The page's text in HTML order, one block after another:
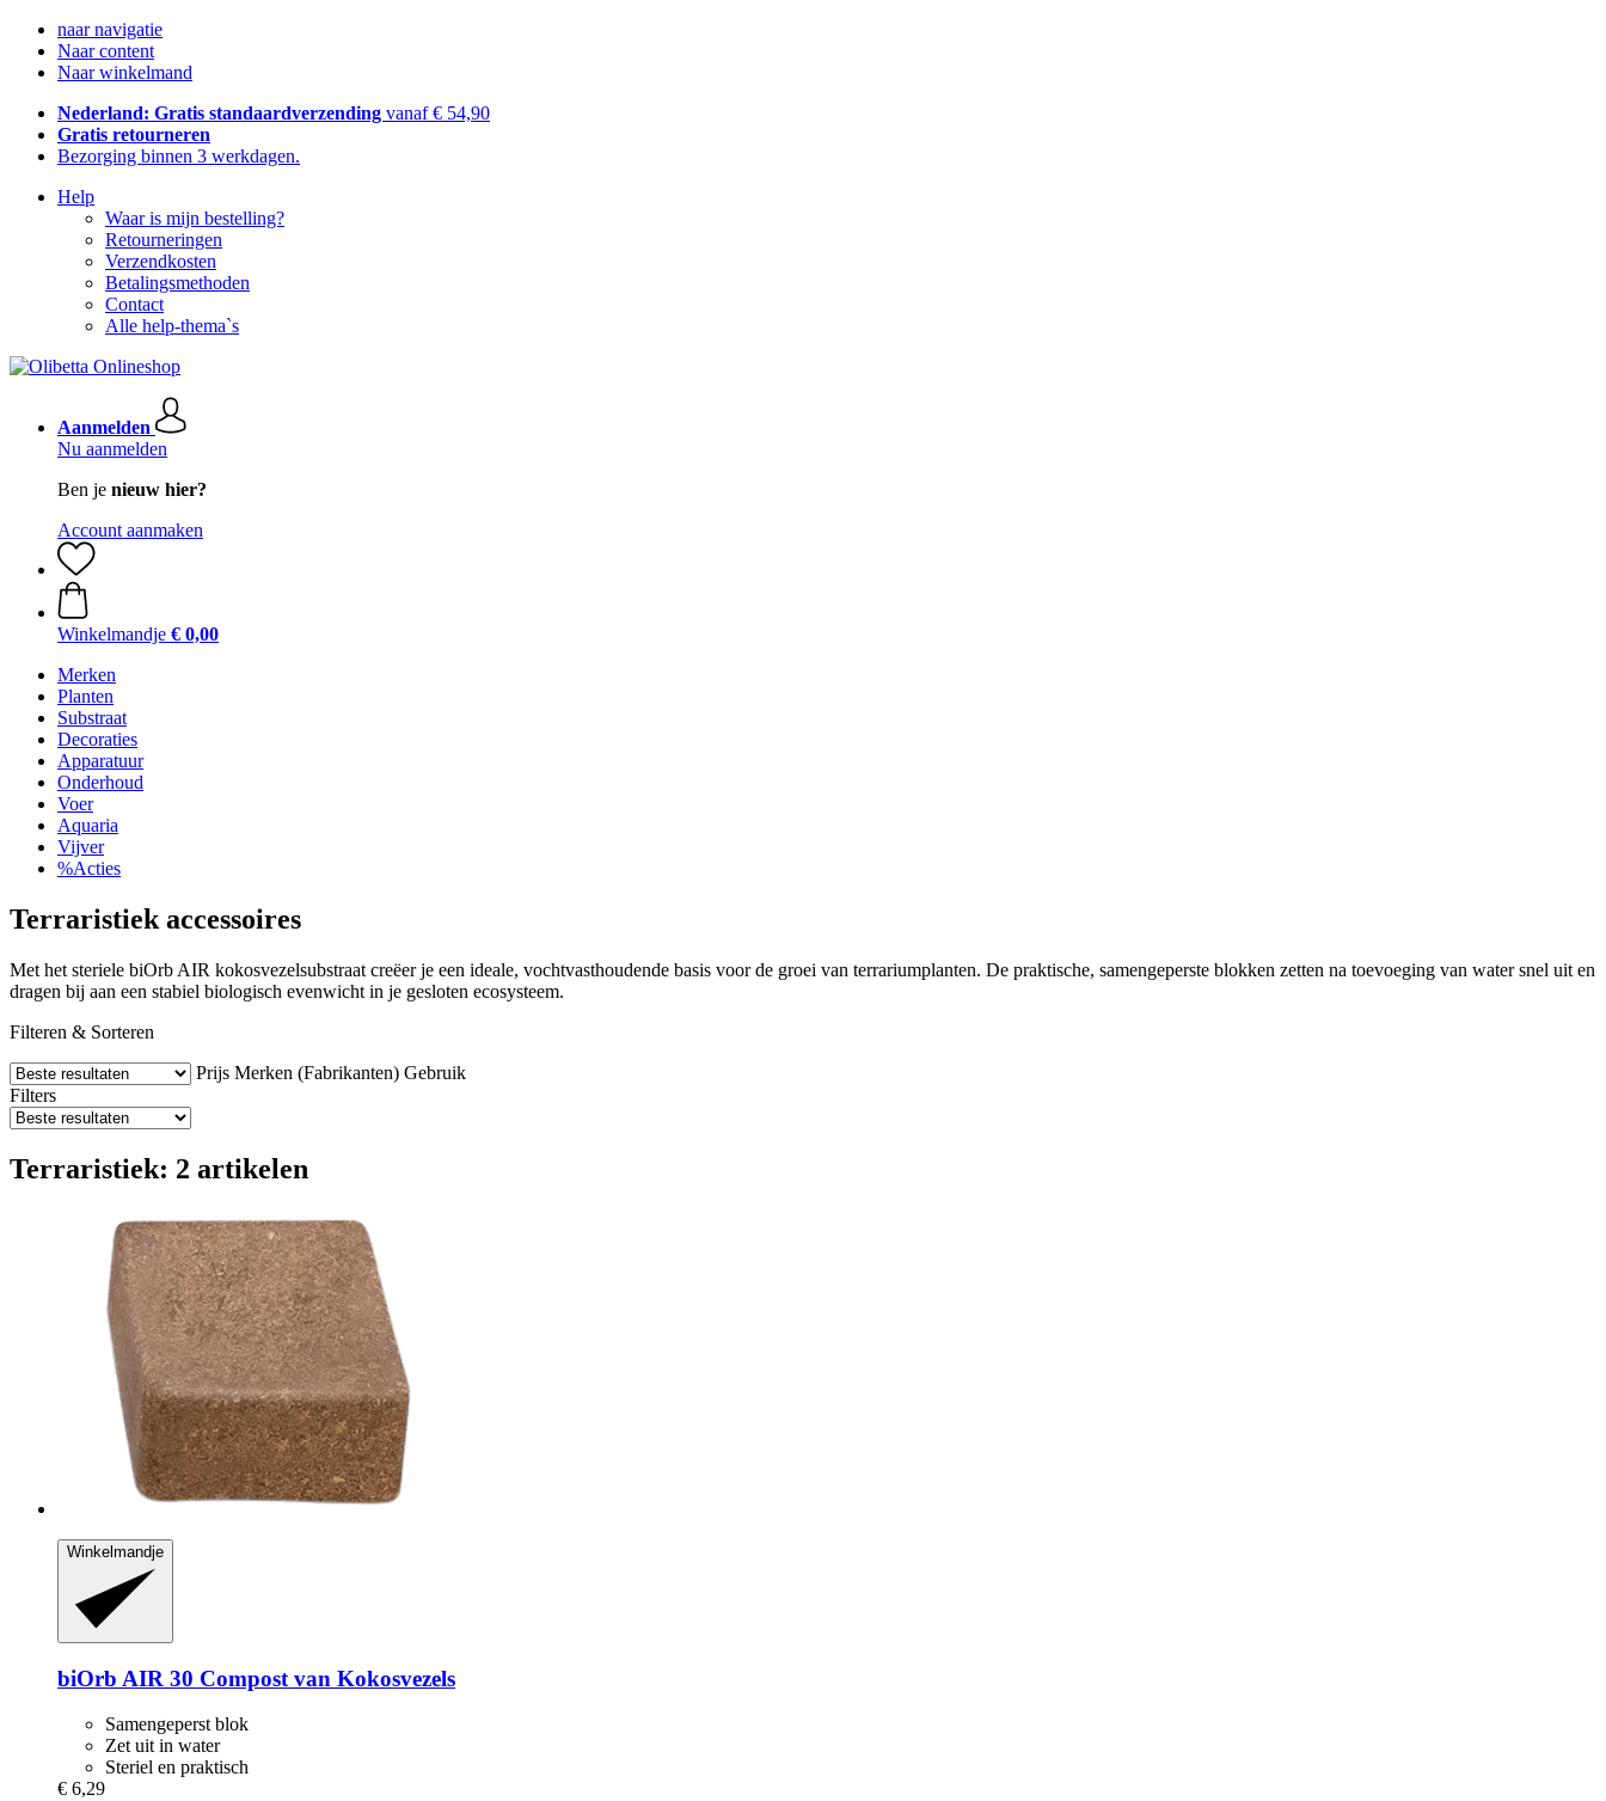
naar navigatie
Naar content
Naar winkelmand
Nederland: Gratis standaardverzending vanaf € 54,90
Gratis retourneren
Bezorging binnen 3 werkdagen.
Help
Waar is mijn bestelling?
Retourneringen
Verzendkosten
Betalingsmethoden
Contact
Alle help-thema`s
Aanmelden
Nu aanmelden
Ben je nieuw hier?
Account aanmaken
Winkelmandje € 0,00
Merken
Planten
Substraat
Decoraties
Apparatuur
Onderhoud
Voer
Aquaria
Vijver
%Acties
Terraristiek accessoires
Met het steriele biOrb AIR kokosvezelsubstraat creëer je een ideale, vochtvasthoudende basis voor de groei van terrariumplanten. De praktische, samengeperste blokken zetten na toevoeging van water snel uit en
dragen bij aan een stabiel biologisch evenwicht in je gesloten ecosysteem.
Filteren & Sorteren
Prijs Merken (Fabrikanten) Gebruik
Filters
Terraristiek: 2 artikelen
Winkelmandje
biOrb AIR 30 Compost van Kokosvezels
Samengeperst blok
Zet uit in water
Steriel en praktisch
€ 6,29